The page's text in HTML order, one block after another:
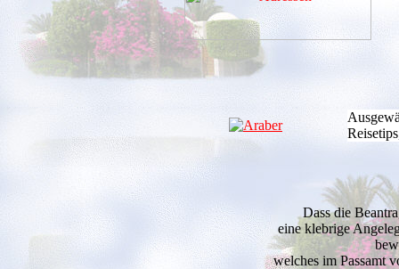
Dass die
eine klebrige
welches im Passamt